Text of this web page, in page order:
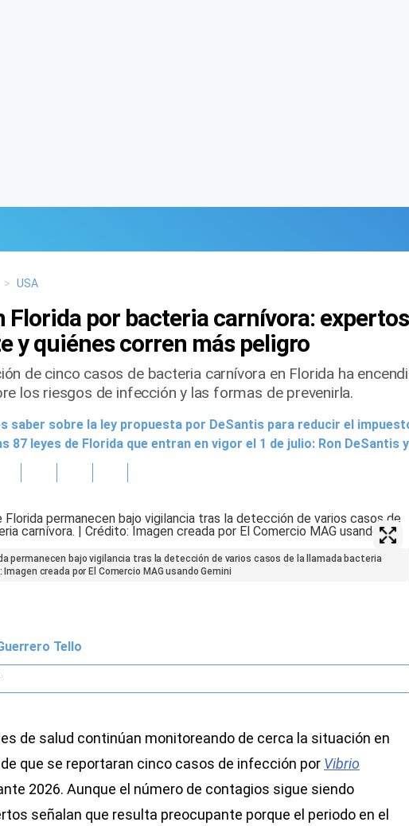
> USA
Florida por bacteria carnívora:
y quiénes corren más peligro
de cinco casos de bacteria carnívora en Florida ha
los riesgos de infección y las formas de prevenirla.
saber sobre la ley propuesta por DeSantis para reducir el
87 leyes de Florida que entran en vigor el 1 de julio: Ron DeSantis
permanecen bajo vigilancia tras la detección de varios casos de la llamada bacteria
creada por El Comercio MAG usando Gemini
Tello
de salud continúan monitoreando de cerca la situación en
de que se reportaran cinco casos de infección por Vibrio
2026. Aunque el número de contagios sigue siendo
señalan que resulta preocupante porque el periodo en el